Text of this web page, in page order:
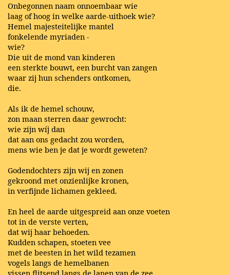
Onbegonnen naam onnoembaar wie
laag of hoog in welke aarde-uithoek wie?
Hemel majesteitelijke mantel
fonkelende myriaden -
wie?
Die uit de mond van kinderen
een sterkte bouwt, een burcht van zangen
waar zij hun schenders ontkomen,
die.
Als ik de hemel schouw,
zon maan sterren daar gewrocht:
wie zijn wíj dan
dat aan ons gedacht zou worden,
mens wie ben je dat je wordt geweten?
Godendochters zijn wij en zonen
gekroond met onzienlijke kronen,
in verfijnde lichamen gekleed.
En heel de aarde uitgespreid aan onze voeten
tot in de verste verten,
dat wij haar behoeden.
Kudden schapen, stoeten vee
met de beesten in het wild tezamen
vogels langs de hemelbanen